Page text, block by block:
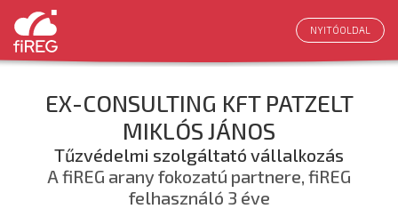
NYITÓOLDAL
EX-CONSULTING KFT PATZELT
MIKLÓS JÁNOS
Tűzvédelmi szolgáltató vállalkozás
A fiREG arany fokozatú partnere, fiREG
felhasználó 3 éve